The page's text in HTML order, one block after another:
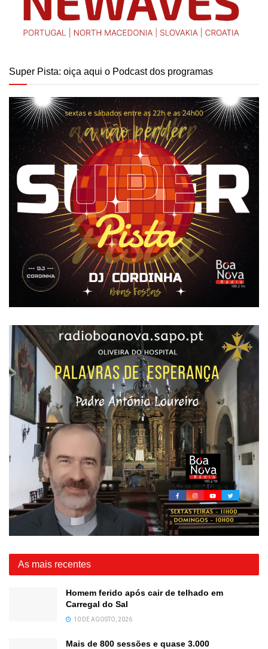
Super Pista: oiça aqui o Podcast dos programas
As mais recentes
Homem ferido após cair de telhado em
Carregal do Sal
10 DE AGOSTO, 2026
Mais de 800 sessões e quase 3.000